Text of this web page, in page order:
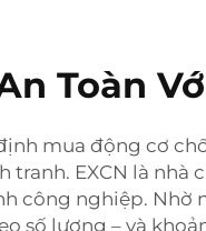
Toàn
mua động cơ
tranh. EXCN là
công nghiệp. Nhờ
số lượng – và